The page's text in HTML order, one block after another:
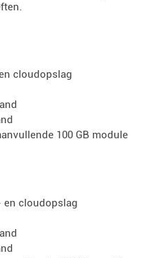
cloudopslag
100 GB module
en cloudopslag